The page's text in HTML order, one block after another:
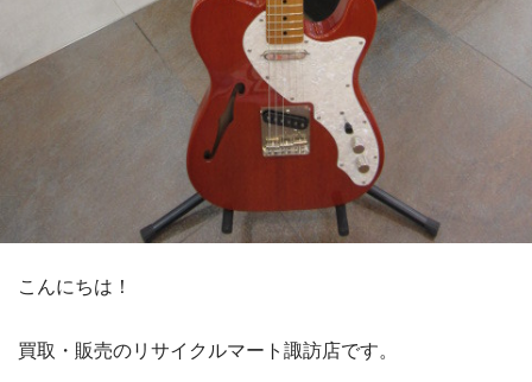
こんにちは！
買取・販売のリサイクルマート諏訪店です。